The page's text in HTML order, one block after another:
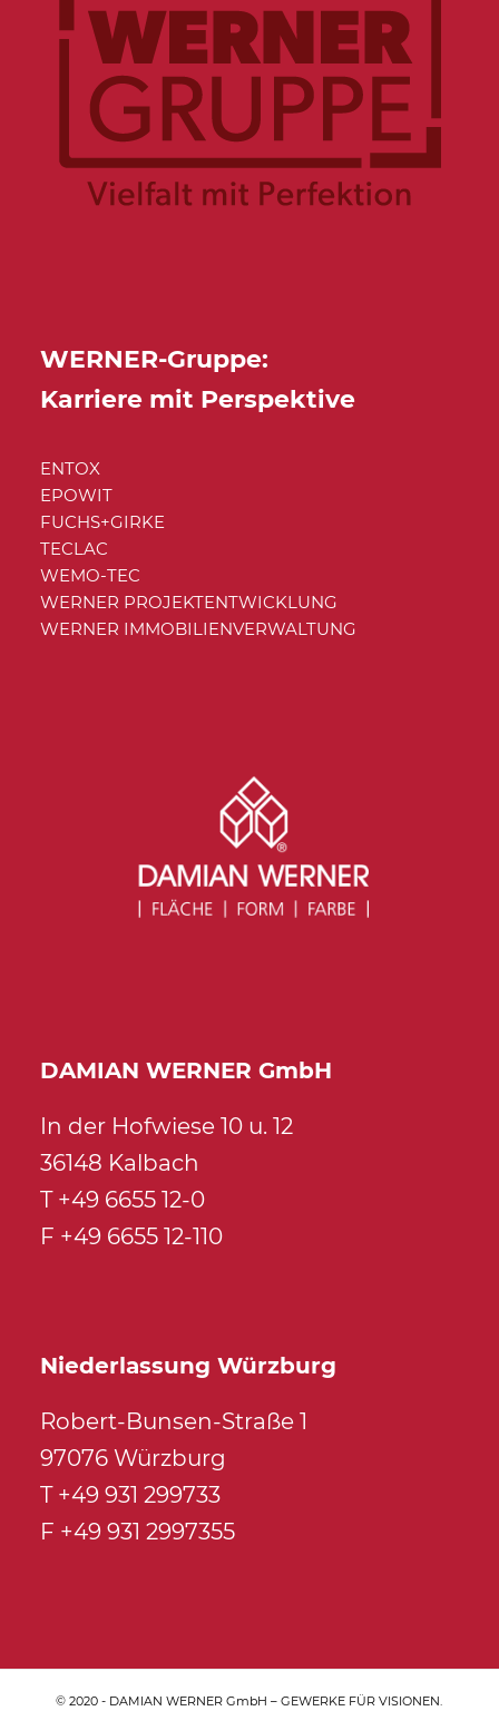
WERNER-Gruppe:
Karriere mit Perspektive
ENTOX
EPOWIT
FUCHS+GIRKE
TECLAC
WEMO-TEC
WERNER PROJEKTENTWICKLUNG
WERNER IMMOBILIENVERWALTUNG
DAMIAN WERNER GmbH
In der Hofwiese 10 u. 12
36148 Kalbach
T +49 6655 12-0
F +49 6655 12-110
Niederlassung Würzburg
Robert-Bunsen-Straße 1
97076 Würzburg
T +49 931 299733
F +49 931 2997355
© 2020 - DAMIAN WERNER GmbH – GEWERKE FÜR VISIONEN.